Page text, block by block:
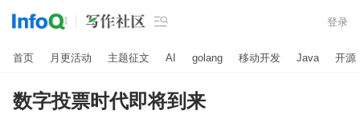
 登录
首页 月更活动 主题征文 AI golang 移动开发 Java 开源
数字投票时代即将到来